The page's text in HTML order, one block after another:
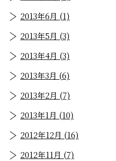
2013年6月 (1)
2013年5月 (3)
2013年4月 (3)
2013年3月 (6)
2013年2月 (7)
2013年1月 (10)
2012年12月 (16)
2012年11月 (7)